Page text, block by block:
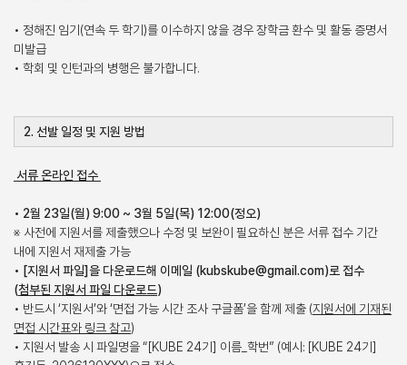
• 정해진 임기(연속 두 학기)를 이수하지 않을 경우 장학금 환수 및 활동 증명서
미발급
• 학회 및 인턴과의 병행은 불가합니다.
2. 선발 일정 및 지원 방법
서류 온라인 접수
• 2월 23일(월) 9:00 ~ 3월 5일(목) 12:00(정오)
※ 사전에 지원서를 제출했으나 수정 및 보완이 필요하신 분은 서류 접수 기간
내에 지원서 재제출 가능
• [지원서 파일]을 다운로드해 이메일 (kubskube@gmail.com)로 접수
(첨부된 지원서 파일 다운로드)
• 반드시 ‘지원서’와 ‘면접 가능 시간 조사 구글폼’을 함께 제출 (지원서에 기재된
면접 시간표와 링크 참고)
• 지원서 발송 시 파일명을 “[KUBE 24기] 이름_학번” (예시: [KUBE 24기]